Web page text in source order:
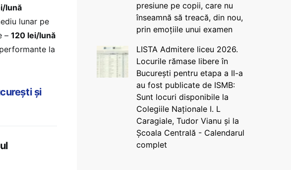
lună
lunar pe
– 120 lei/lună
la
și
presiune pe copii, care nu
înseamnă să treacă, din nou,
prin emoțiile unui examen
LISTA Admitere liceu 2026.
Locurile rămase libere în
București pentru etapa a II-a
au fost publicate de ISMB:
Sunt locuri disponibile la
Colegiile Naționale I. L
Caragiale, Tudor Vianu și la
Școala Centrală - Calendarul
complet